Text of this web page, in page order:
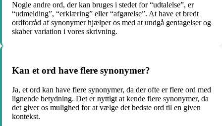
Nogle andre ord, der kan bruges i stedet for “udtalelse”, er
“udmelding”, “erklæring” eller “afgørelse”. At have et bredt
ordforråd af synonymer hjælper os med at undgå gentagelser og
skaber variation i vores skrivning.
Kan et ord have flere synonymer?
Ja, et ord kan have flere synonymer, da der ofte er flere ord med
lignende betydning. Det er nyttigt at kende flere synonymer, da
det giver os mulighed for at vælge det bedste ord til en given
kontekst.